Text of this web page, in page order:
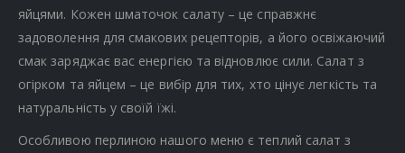
яйцями. Кожен шматочок салату – це справжнє
задоволення для смакових рецепторів, а його освіжаючий
смак заряджає вас енергією та відновлює сили. Салат з
огірком та яйцем – це вибір для тих, хто цінує легкість та
натуральність у своїй їжі.
Особливою перлиною нашого меню є теплий салат з